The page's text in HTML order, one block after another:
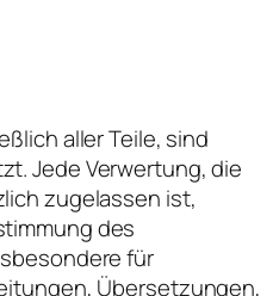
aller Teile, sind
Jede Verwertung, die
zugelassen ist,
des
für
Übersetzungen,